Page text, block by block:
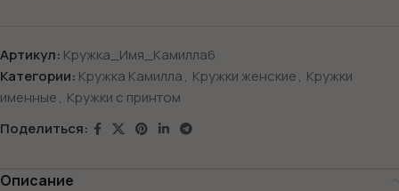
Артикул: Кружка_Имя_Камилла6
Категории: Кружка Камилла, Кружки женские, Кружки
именные, Кружки с принтом
Поделиться:
Описание